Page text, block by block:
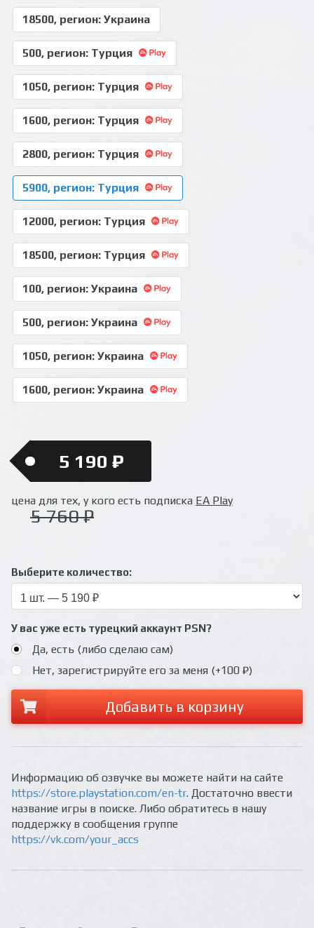
18500, регион: Украина
500, регион: Турция
1050, регион: Турция
1600, регион: Турция
2800, регион: Турция
5900, регион: Турция
12000, регион: Турция
18500, регион: Турция
100, регион: Украина
500, регион: Украина
1050, регион: Украина
1600, регион: Украина
5 190 ₽
цена для тех, у кого есть подписка EA Play
5 760 ₽
Выберите количество:
У вас уже есть турецкий аккаунт PSN?
Да, есть (либо сделаю сам)
Нет, зарегистрируйте его за меня (+100 ₽)
Добавить в корзину
Информацию об озвучке вы можете найти на сайте
https://store.playstation.com/en-tr. Достаточно ввести
название игры в поиске. Либо обратитесь в нашу
поддержку в сообщения группе
https://vk.com/your_accs